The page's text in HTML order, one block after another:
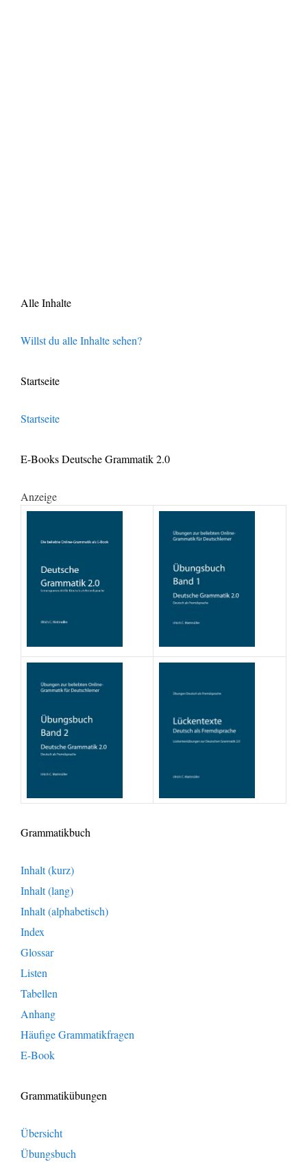
Alle Inhalte
Willst du alle Inhalte sehen?
Startseite
Startseite
E-Books Deutsche Grammatik 2.0
Anzeige
Grammatikbuch
Inhalt (kurz)
Inhalt (lang)
Inhalt (alphabetisch)
Index
Glossar
Listen
Tabellen
Anhang
Häufige Grammatikfragen
E-Book
Grammatikübungen
Übersicht
Übungsbuch